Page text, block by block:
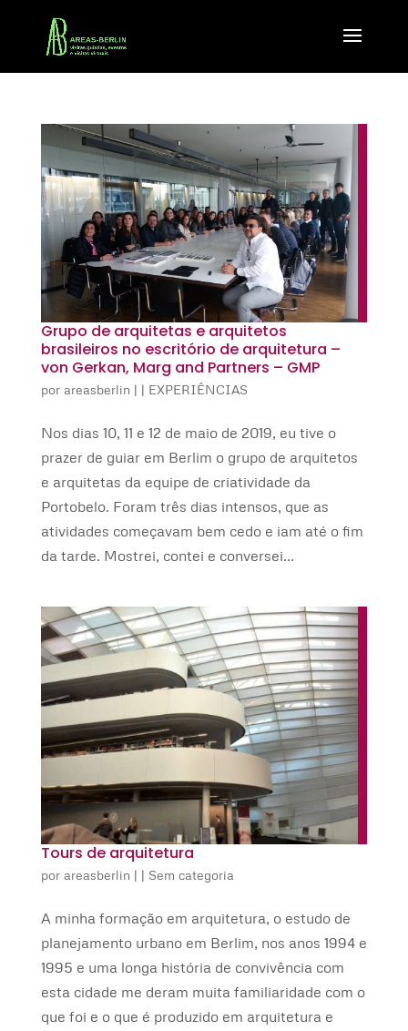
Grupo de arquitetas e arquitetos
brasileiros no escritório de arquitetura –
von Gerkan, Marg and Partners – GMP
por areasberlin | | EXPERIÊNCIAS
Nos dias 10, 11 e 12 de maio de 2019, eu tive o
prazer de guiar em Berlim o grupo de arquitetos
e arquitetas da equipe de criatividade da
Portobelo. Foram três dias intensos, que as
atividades começavam bem cedo e iam até o fim
da tarde. Mostrei, contei e conversei...
Tours de arquitetura
por areasberlin | | Sem categoria
A minha formação em arquitetura, o estudo de
planejamento urbano em Berlim, nos anos 1994 e
1995 e uma longa história de convivência com
esta cidade me deram muita familiaridade com o
que foi e o que é produzido em arquitetura e